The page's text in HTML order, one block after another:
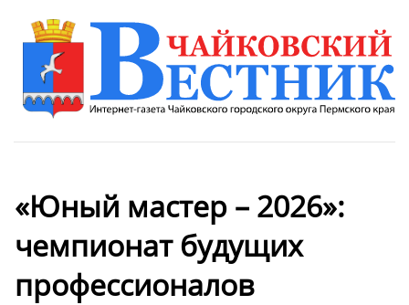
«Юный мастер – 2026»:
чемпионат будущих
профессионалов️